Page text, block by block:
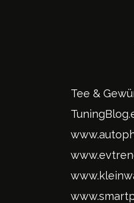
Tee &